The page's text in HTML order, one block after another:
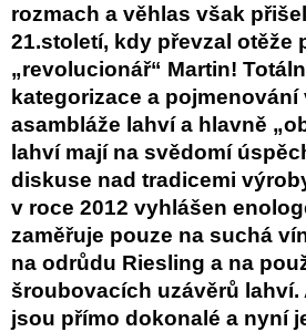
rozmach a věhlas však
21.století, kdy převzal otěže
„revolucionář“ Martin!
kategorizace a pojmenování
asambláže lahví a hlavně
lahví mají na svědomí
diskuse nad tradicemi
v roce 2012 vyhlášen
zaměřuje pouze na suchá
na odrůdu Riesling a na
šroubovacích uzávěrů
jsou přímo dokonalé a nyní